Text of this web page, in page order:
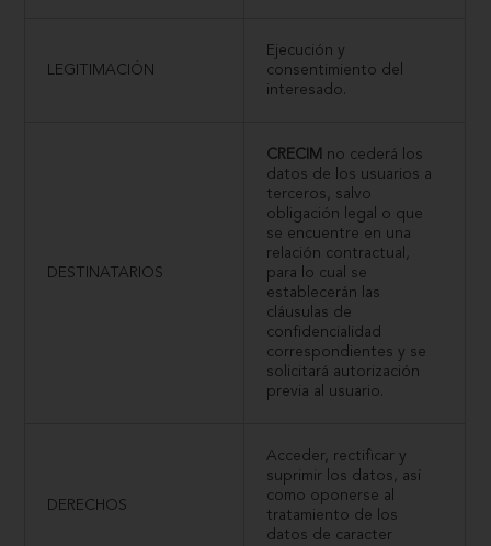
LEGITIMACIÓN
Ejecución y
consentimiento del
interesado.
DESTINATARIOS
CRECIM no cederá los
datos de los usuarios a
terceros, salvo
obligación legal o que
se encuentre en una
relación contractual,
para lo cual se
establecerán las
cláusulas de
confidencialidad
correspondientes y se
solicitará autorización
previa al usuario.
DERECHOS
Acceder, rectificar y
suprimir los datos, así
como oponerse al
tratamiento de los
datos de caracter